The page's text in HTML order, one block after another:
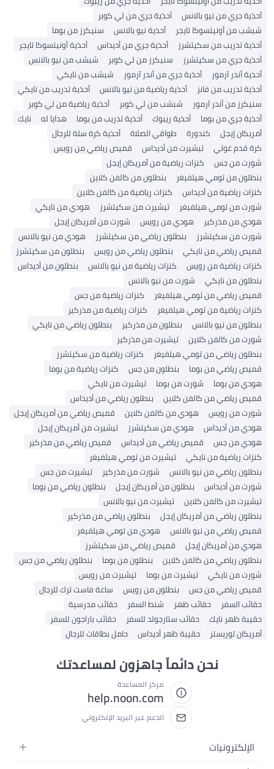
أحذية جري من نيو بالانس
أحذية جري من لي كوبر
شبشب من أونيتسوكا تايجر
أحذية نيو بالانس
سنيكرز من بوما
أحذية تدريب من سكيتشرز
أحذية جري من أديداس
أحذية أونيتسوكا تايجر
أحذية جري من سكيتشرز
سنيكرز من لي كوبر
شبشب من نيو بالانس
أحذية أندر آرمور
أحذية جري من أندر آرمور
شبشب من نايكي
أحذية تدريب من فانز
أحذية رياضية من نيو بالانس
أحذية تدريب من نايكي
سنيكرز من أندر آرمور
شبشب من لي كوبر
أحذية رياضية من لي كوبر
أحذية جري من بوما
أحذية ريبوك أحذية تدريب من بوما هدايا له
نايك
أمريكان إيجل
كندورة طواقي الصلاة
أحذية كرة سلة للرجال
كرة قدم غوتي
تيشيرت من أديداس
قميص رياضي من رويس
شورت من جس
كنزات رياضية من أمريكان إيجل
بنطلون من تومي هيلفيغر
بنطلون من كالفن كلاين
كنزات رياضية من أديداس
كنزات رياضية من كالفن كلاين
شورت من تومي هيلفيغر
تيشيرت من سكيتشرز
هودي من نايكي
هودي من مذركير
هودي من رويس
شورت من أمريكان إيجل
شورت من سكيتشرز
بنطلون رياضي من سكيتشرز
هودي من نيو بالانس
قميص رياضي من نايكي
بنطلون رياضي من رويس
بنطلون من سكيتشرز
كنزات رياضية من رويس
كنزات رياضية من نيو بالانس
بنطلون من أديداس
بنطلون من نايكي
شورت من نيو بالانس
قميص رياضي من تومي هيلفيغر
كنزات رياضية من جس
كنزات رياضية من تومي هيلفيغر
كنزات رياضية من مذركير
بنطلون من نيو بالانس
بنطلون من مذركير
بنطلون رياضي من نايكي
شورت من كالفن كلاين
تيشيرت من مذركير
بنطلون رياضي من تومي هيلفيغر
كنزات رياضية من سكيتشرز
قميص رياضي من بوما
بنطلون من جس
كنزات رياضية من بوما
هودي من بوما
شورت من بوما
تيشيرت من نايكي
قميص رياضي من كالفن كلاين
بنطلون رياضي من أديداس
شورت من رويس
هودي من كالفن كلاين
قميص رياضي من أمريكان إيجل
هودي من أديداس
هودي من سكيتشرز
تيشيرت من أمريكان إيجل
هودي من جس
قميص رياضي من أديداس
قميص رياضي من مذركير
كنزات رياضية من نايكي
تيشيرت من تومي هيلفيغر
بنطلون رياضي من نيو بالانس
شورت من مذركير
تيشيرت من جس
شورت من أديداس
بنطلون من أمريكان إيجل
بنطلون رياضي من بوما
تيشيرت من كالفن كلاين
تيشيرت من نيو بالانس
بنطلون رياضي من أمريكان إيجل
بنطلون رياضي من مذركير
قميص رياضي من نيو بالانس
هودي من تومي هيلفيغر
هودي من أمريكان إيجل
قميص رياضي من سكيتشرز
بنطلون رياضي من كالفن كلاين
بنطلون من بوما
بنطلون رياضي من جس
شورت من نايكي
تيشيرت من بوما
تيشيرت من رويس
قميص رياضي من جس
بنطلون من رويس
ساعة فاست ترك للرجال
حقائب السفر
حقائب ظهر شنط السفر
حقائب مدرسية
حقيبة ظهر نايك
حقائب ستارجولد للسفر
حقائب باراجون للسفر
أمريكان توريستر
حقيبة ظهر أديداس حامل بطاقات للرجال
نحن دائماً جاهزون لمساعدتك
مركز المساعدة
help.noon.com
الدعم عبر البريد الإلكتروني
الإلكترونيات